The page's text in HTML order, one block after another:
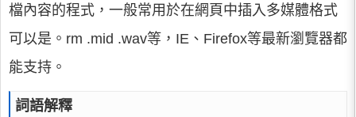
檔內容的程式，一般常用於在網頁中插入多媒體格式
可以是。rm .mid .wav等，IE、Firefox等最新瀏覽器都
能支持。
詞語解釋